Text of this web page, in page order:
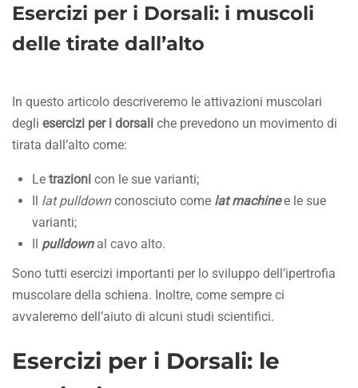
Esercizi per i Dorsali: i muscoli
delle tirate dall’alto
In questo articolo descriveremo le attivazioni muscolari
degli esercizi per i dorsali che prevedono un movimento di
tirata dall’alto come:
Le trazioni con le sue varianti;
Il lat pulldownconosciuto come lat machinee le sue
varianti;
Il pulldownal cavo alto.
Sono tutti esercizi importanti per lo sviluppo dell’ipertrofia
muscolare della schiena. Inoltre, come sempre ci
avvaleremo dell’aiuto di alcuni studi scientifici.
Esercizi per i Dorsali: le